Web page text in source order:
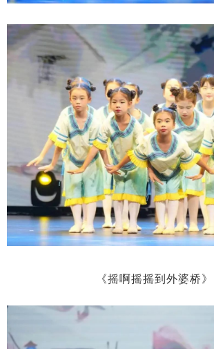
《摇啊摇摇到外婆桥》